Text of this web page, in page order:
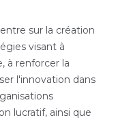
sur la création
visant à
à renforcer la
l'innovation dans
lucratif, ainsi que